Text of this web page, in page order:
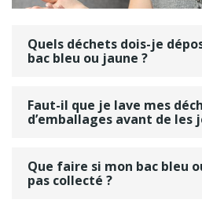
Quels déchets dois-je
bac bleu ou jaune ?
Faut-il que je lave mes
d’emballages avant de les
Que faire si mon bac bleu
pas collecté ?